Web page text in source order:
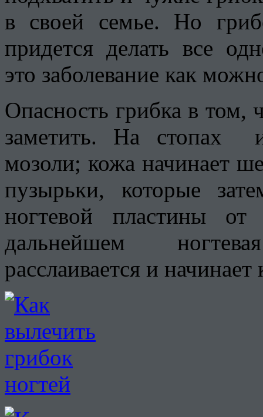
в своей семье. Но
придется делать все
это заболевание как
Опасность грибка в
заметить. На стопах
мозоли; кожа начинает
пузырьки, которые
ногтевой пластины
дальнейшем
расслаивается и